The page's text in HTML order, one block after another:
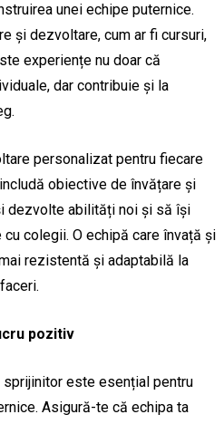
unei echipe puternice.
și dezvoltare, cum ar fi cursuri,
experiențe nu doar că
dar contribuie și la
personalizat pentru fiecare
obiective de învățare și
dezvolte abilități noi și să își
colegii. O echipă care învață și
rezistentă și adaptabilă la
pozitiv
este esențial pentru
Asigură-te că echipa ta